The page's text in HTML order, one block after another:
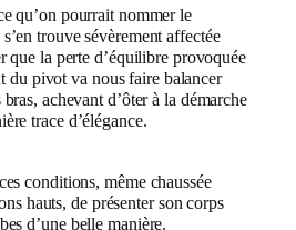
qu’on pourrait nommer le
trouve sévèrement affectée
que la perte d’équilibre provoquée
du pivot va nous faire balancer
achevant d’ôter à la démarche
trace d’élégance.
conditions, même chaussée
hauts, de présenter son corps
d’une belle manière.